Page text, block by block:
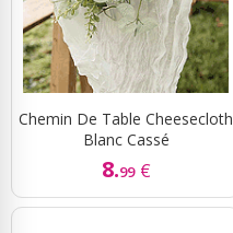
Chemin De Table Cheesecloth
Blanc Cassé
8.99 €